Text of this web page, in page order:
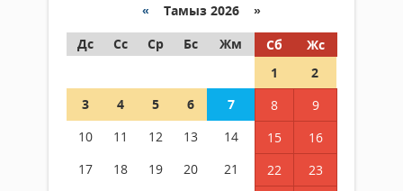
« Тамыз 2026 »
Дс
Сс Ср Бс Жм Сб
Жс
1
2
3
4 5 6 7 8
9
10
11 12 13 14 15
16
17
18 19 20 21 22
23